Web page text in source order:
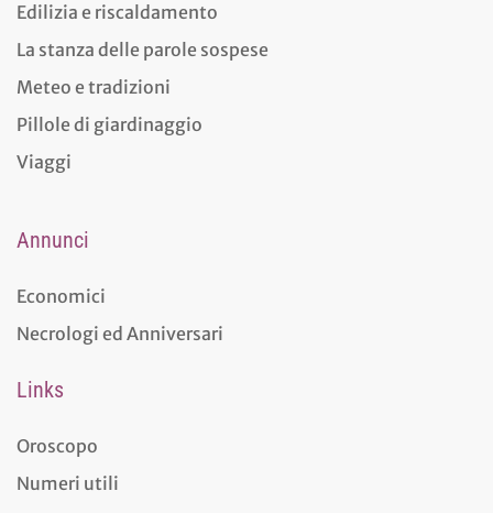
Edilizia e riscaldamento
La stanza delle parole sospese
Meteo e tradizioni
Pillole di giardinaggio
Viaggi
Annunci
Economici
Necrologi ed Anniversari
Links
Oroscopo
Numeri utili